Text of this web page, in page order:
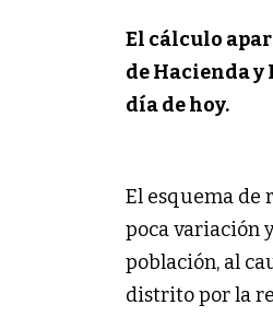
El cálculo
de Hacienda
día de hoy.
El esquema de
poca variación
población, al
distrito por la